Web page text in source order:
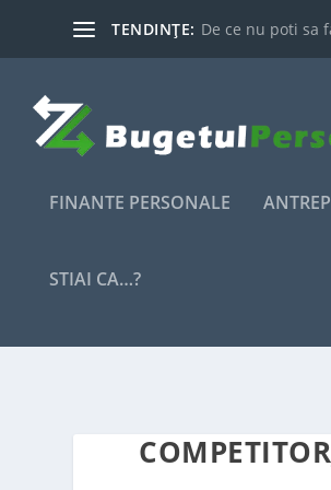
TENDINȚE: De ce nu poti sa
FINANTE PERSONALE
STIAI CA…?